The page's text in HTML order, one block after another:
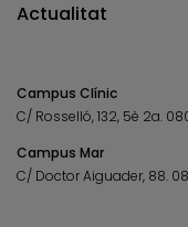
Actualitat
Campus Clínic
C/ Rosselló, 132, 5è 2a.
Campus Mar
C/ Doctor Aiguader, 88.